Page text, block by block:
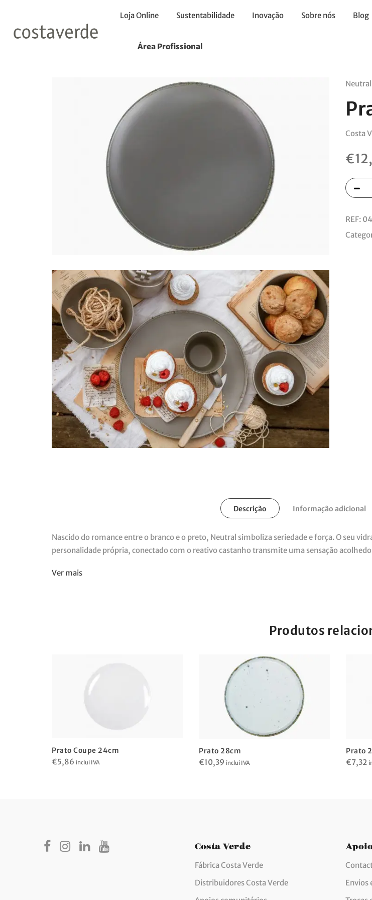
Loja Online Sustentabilidade Inovação Sobre nós Blog
Área Profissional
Prato Coupe 28cm
Neutral
Costa
€
REF:
Descrição Informação adicional
Nascido do romance entre o branco e o preto, Neutral simboliza seriedade e força. O seu
personalidade própria, conectado com o reativo castanho transmite uma sensação
Ver mais
Produtos
Prato Coupe 24cm
€5,86 inclui IVA
Prato 28cm
€10,39 inclui IVA
Prato
€7,32
Costa Verde
Fábrica Costa Verde
Distribuidores Costa Verde
Envios